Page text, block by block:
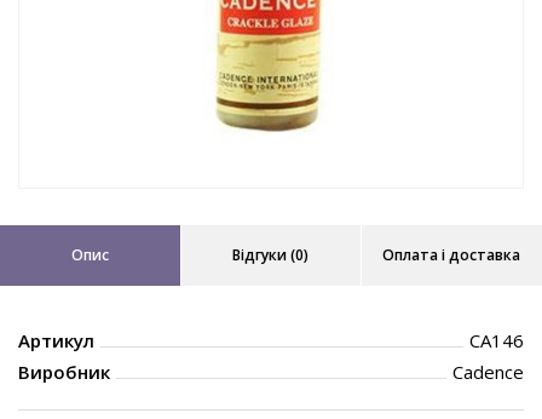
Опис Відгуки (0) Оплата і доставка
Артикул
CA146
Виробник
Cadence